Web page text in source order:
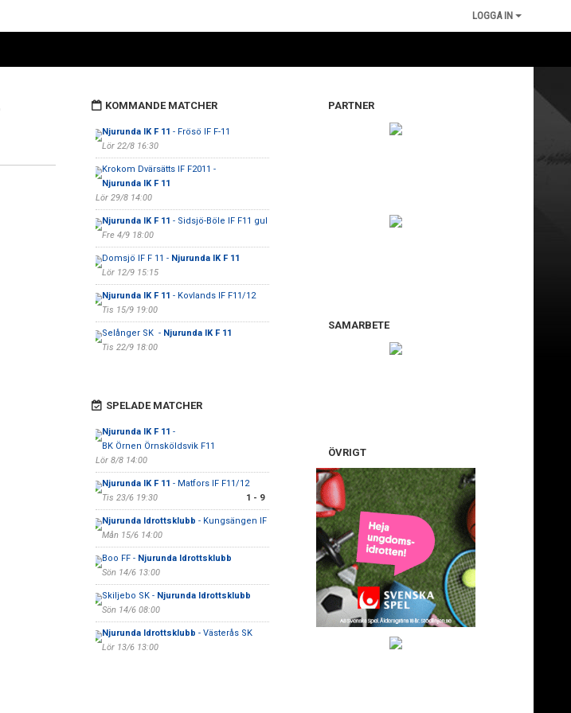
LOGGA IN
KOMMANDE MATCHER
Njurunda IK F 11 - Frösö IF F-11
Lör 22/8 16:30
Krokom Dvärsätts IF F2011 -
Njurunda IK F 11
Lör 29/8 14:00
Njurunda IK F 11 - Sidsjö-Böle IF F11 gul
Fre 4/9 18:00
Domsjö IF F 11 - Njurunda IK F 11
Lör 12/9 15:15
Njurunda IK F 11 - Kovlands IF F11/12
Tis 15/9 19:00
Selånger SK - Njurunda IK F 11
Tis 22/9 18:00
SPELADE MATCHER
Njurunda IK F 11 -
BK Örnen Örnsköldsvik F11
Lör 8/8 14:00
Njurunda IK F 11 - Matfors IF F11/12
Tis 23/6 19:30
1 - 9
Njurunda Idrottsklubb - Kungsängen IF
Mån 15/6 14:00
Boo FF - Njurunda Idrottsklubb
Sön 14/6 13:00
Skiljebo SK - Njurunda Idrottsklubb
Sön 14/6 08:00
Njurunda Idrottsklubb - Västerås SK
Lör 13/6 13:00
PARTNER
SAMARBETE
ÖVRIGT